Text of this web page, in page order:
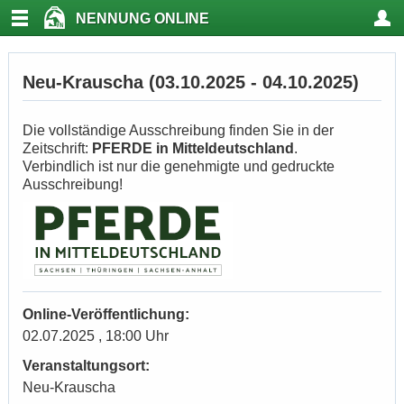
NENNUNG ONLINE
Neu-Krauscha (03.10.2025 - 04.10.2025)
Die vollständige Ausschreibung finden Sie in der
Zeitschrift: PFERDE in Mitteldeutschland .
Verbindlich ist nur die genehmigte und gedruckte
Ausschreibung!
Online-Veröffentlichung:
02.07.2025 , 18:00 Uhr
Veranstaltungsort:
Neu-Krauscha